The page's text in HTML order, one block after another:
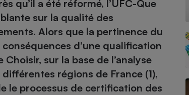
qu’il a été réformé, l’UFC-Que
sur la qualité des
Alors que la pertinence du
d’une qualification
sur la base de l’analyse
régions de France (1),
le processus de certification des
lingehaute
devis d’opticiens
- Pompes
funèbres